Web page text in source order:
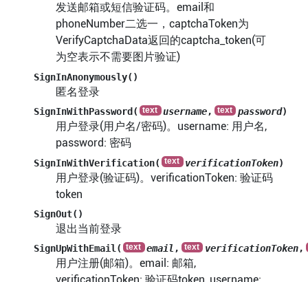
发送邮箱或短信验证码。email和
phoneNumber二选一，captchaToken为
VerifyCaptchaData返回的captcha_token(可
为空表示不需要图片验证)
SignInAnonymously()
匿名登录
SignInWithPassword( username, password)
用户登录(用户名/密码)。username: 用户名,
password: 密码
SignInWithVerification( verificationToken)
用户登录(验证码)。verificationToken: 验证码
token
SignOut()
退出当前登录
SignUpWithEmail( email , verificationToken,
用户注册(邮箱)。email: 邮箱,